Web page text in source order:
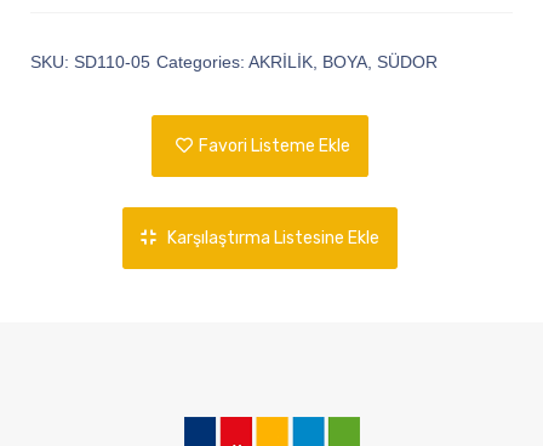
SKU: SD110-05 Categories: AKRİLİK BOYA SÜDOR
Favori Listeme Ekle
Karşılaştırma Listesine Ekle